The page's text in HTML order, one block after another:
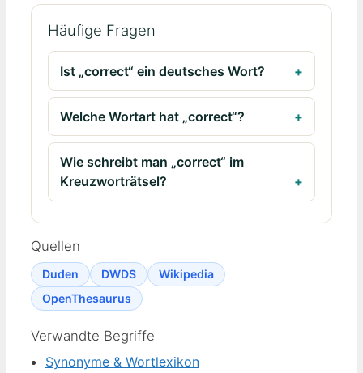
Häufige Fragen
Ist „correct“ ein deutsches Wort?
Welche Wortart hat „correct“?
Wie schreibt man „correct“ im
Kreuzworträtsel?
Quellen
Duden DWDS
Wikipedia
OpenThesaurus
Verwandte Begriffe
Synonyme & Wortlexikon